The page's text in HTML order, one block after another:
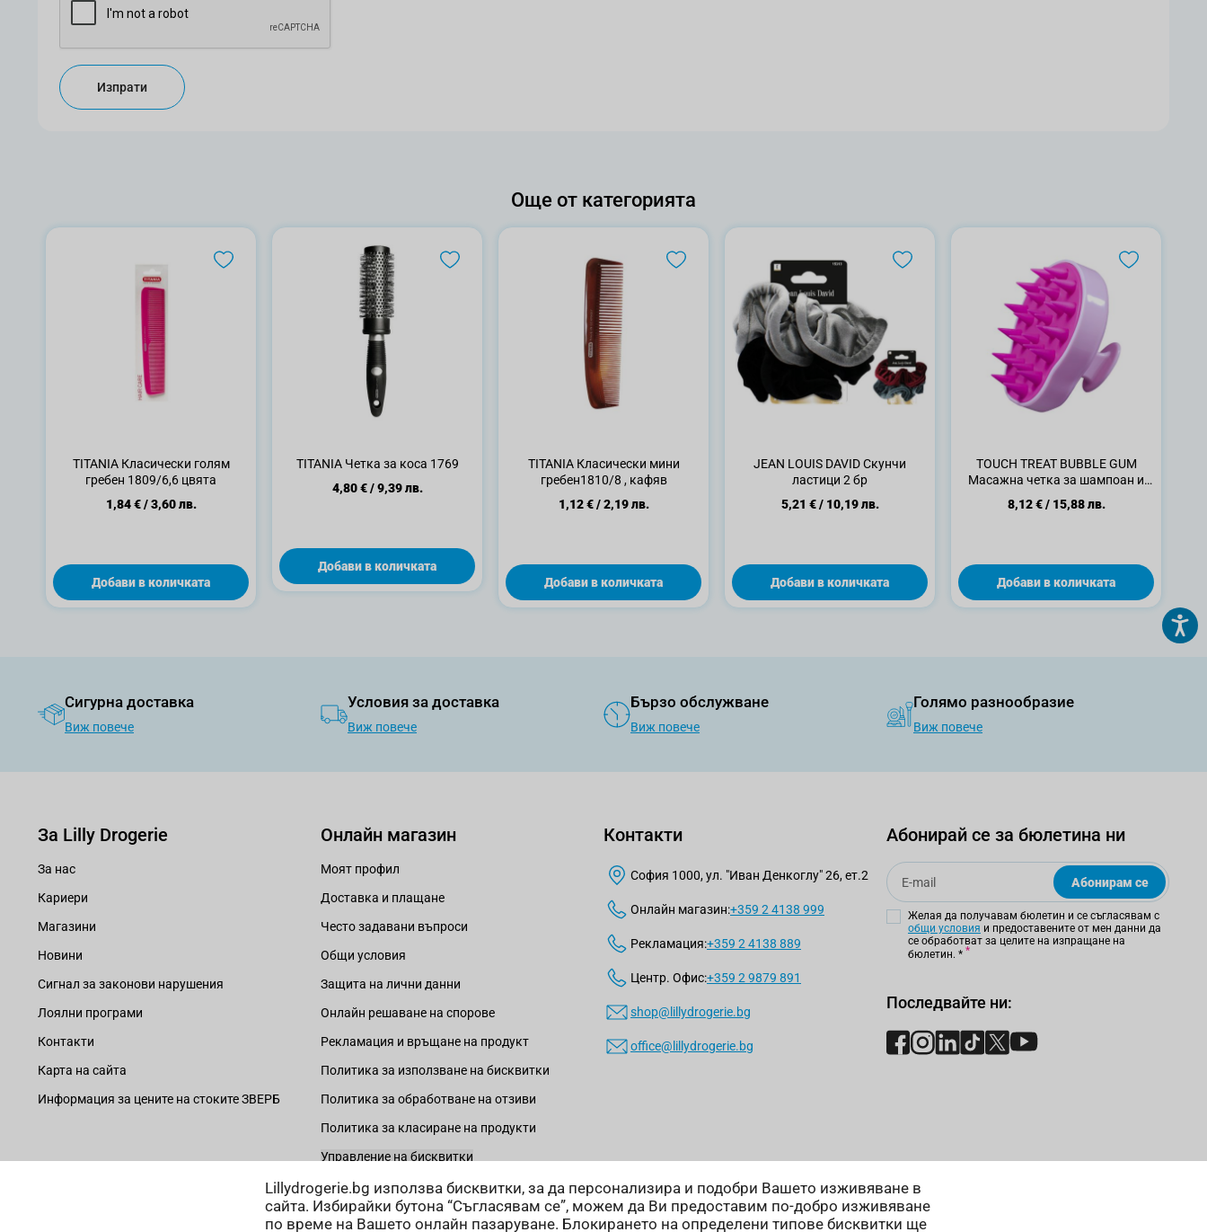
Lillydrogerie.bg използва бисквитки, за да персонализира и подобри Вашето изживяване в
сайта. Избирайки бутона “Съгласявам се”, можем да Ви предоставим по-добро изживяване
по време на Вашето онлайн пазаруване. Блокирането на определени типове бисквитки ще
Изпрати
Още от категорията
TITANIA Класически голям
гребен 1809/6,6 цвята
1,84 €/3,60 лв.
Добави в количката
TITANIA Четка за коса 1769
4,80 €/9,39 лв.
Добави в количката
TITANIA Класически мини
гребен1810/8 , кафяв
1,12 €/2,19 лв.
Добави в количката
JEAN LOUIS DAVID Скунчи
ластици 2 бр
5,21 €/ 10,19 лв.
Добави в количката
TOUCH TREAT BUBBLE GUM
Масажна четка за шампоан и
8,12 €/ 15,88 лв.
Добави в количката
Сигурна доставка
Виж повече
Условия за доставка
Виж повече
Бързо обслужване
Виж повече
Голямо разнообразие
Виж повече
За Lilly Drogerie
За нас
Кариери
Магазини
Новини
Сигнал за законови нарушения
Лоялни програми
Контакти
Карта на сайта
Информация за цените на стоките ЗВЕРБ
Онлайн магазин
Моят профил
Доставка и плащане
Често задавани въпроси
Общи условия
Защита на лични данни
Онлайн решаване на спорове
Рекламация и връщане на продукт
Политика за използване на бисквитки
Политика за обработване на отзиви
Политика за класиране на продукти
Управление на бисквитки
Контакти
София 1000, ул. "Иван Денкоглу" 26, ет.2
Онлайн магазин:+359 2 4138 999
Рекламация:+359 2 4138 889
Центр. Офис:+359 2 9879 891
shop@lillydrogerie.bg
office@lillydrogerie.bg
Абонирай се за бюлетина ни
Email
Абонирам се
Желая да получавам бюлетин и се съгласявам с
общи условия и предоставените от мен данни да
се обработват за целите на изпращане на
бюлетин. *
Последвайте ни: